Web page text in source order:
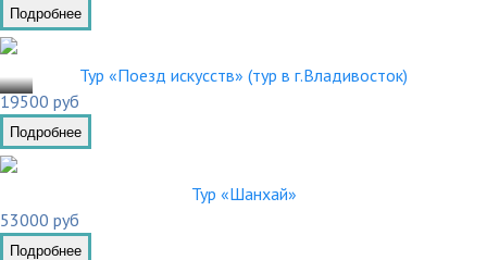
Подробнее
Тур «Поезд искусств» (тур в г.Владивосток)
19500 руб
Подробнее
Тур «Шанхай»
53000 руб
Подробнее